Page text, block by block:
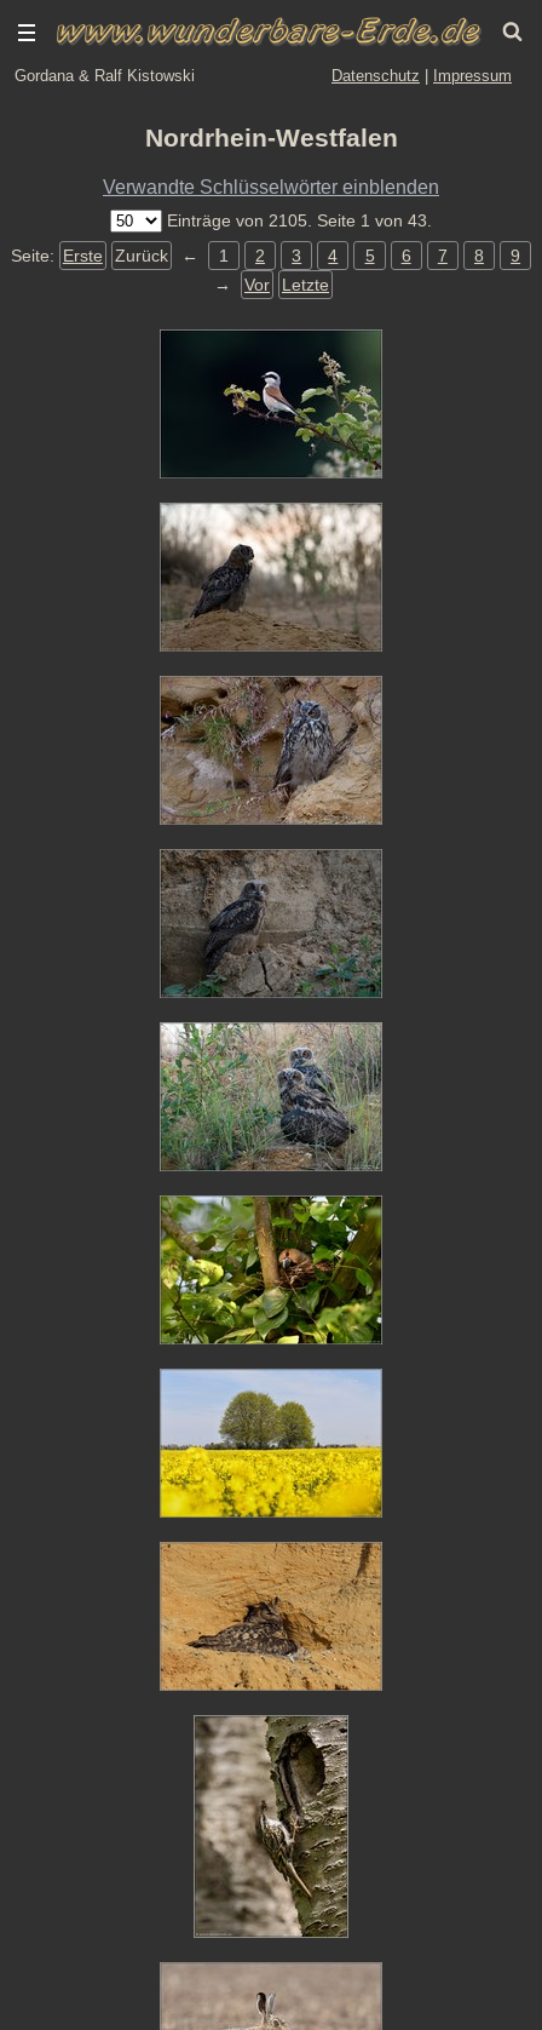
Gordana & Ralf Kistowski Datenschutz Impressum
Nordrhein-Westfalen
Verwandte Schlüsselwörter einblenden
Einträge von 2105. Seite 1 von 43.
Seite: Erste Zurück ← 1 2 3 4 5 6 7 8
9
→
Vor Letzte